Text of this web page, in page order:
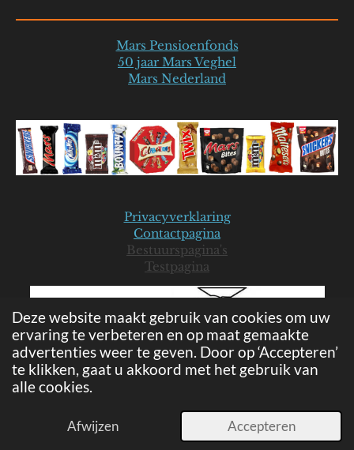
Deze website maakt gebruik van cookies om uw
ervaring te verbeteren en op maat gemaakte
advertenties weer te geven. Door op ‘Accepteren’
te klikken, gaat u akkoord met het gebruik van
alle cookies.
Afwijzen Accepteren
Mars Pensioenfonds
50 jaar Mars Veghel
Mars Nederland
Privacyverklaring
Contactpagina
Bestuurspagina's
Testpagina
© 2019-2026 Mars Seniorenclub - JB